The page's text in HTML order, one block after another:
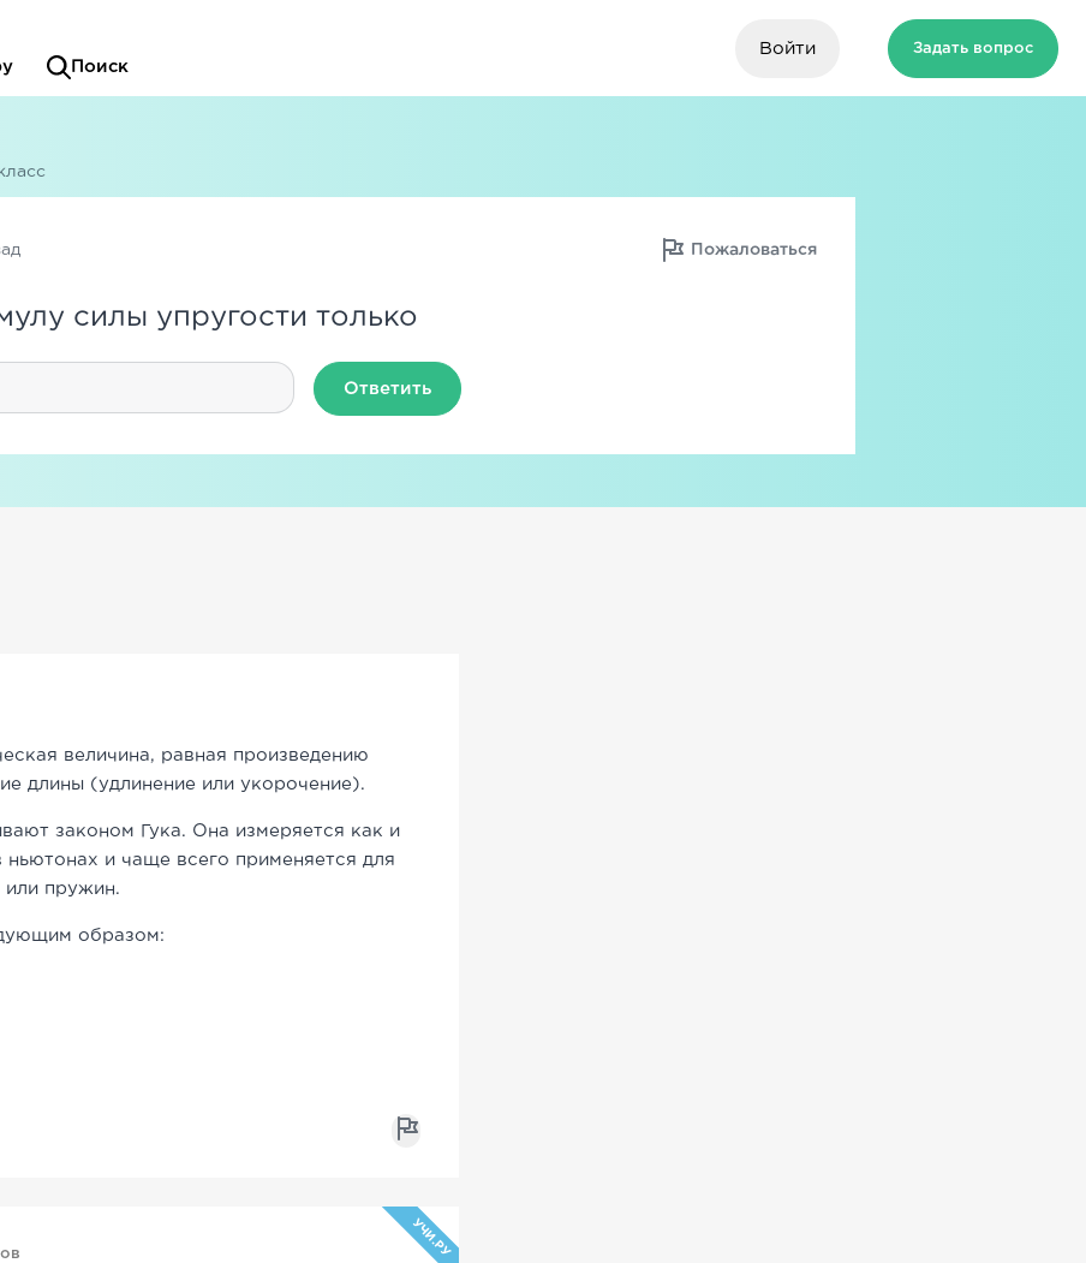
Поиск
Войти Задать вопрос
Пожаловаться
силы упругости только
Ответить
величина, равная произведению
длины (удлинение или укорочение).
законом Гука. Она измеряется как и
ньютонах и чаще всего применяется для
или пружин.
образом:
УЧИ.РУ